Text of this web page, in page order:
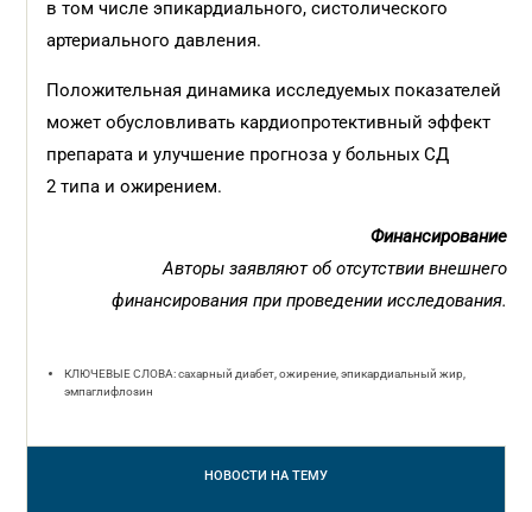
в том числе эпикардиального, систолического
артериального давления.
Положительная динамика исследуемых показателей
может обусловливать кардиопротективный эффект
препарата и улучшение прогноза у больных СД
2 типа и ожирением.
Финансирование
Авторы заявляют об отсутствии внешнего
финансирования при проведении исследования.
КЛЮЧЕВЫЕ СЛОВА: сахарный диабет, ожирение, эпикардиальный жир,
эмпаглифлозин
НОВОСТИ НА ТЕМУ